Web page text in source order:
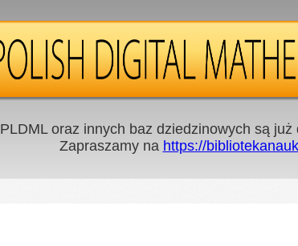
oraz innych baz dziedzinowych są
Zapraszamy na https://